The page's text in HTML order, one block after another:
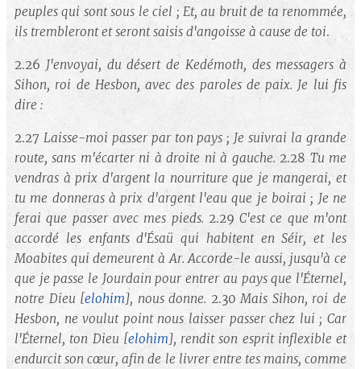
peuples qui sont sous le ciel ; Et, au bruit de ta renommée,
ils trembleront et seront saisis d'angoisse à cause de toi.
2.26 J'envoyai, du désert de Kedémoth, des messagers à
Sihon, roi de Hesbon, avec des paroles de paix. Je lui fis
dire :
2.27 Laisse-moi passer par ton pays ; Je suivrai la grande
route, sans m'écarter ni à droite ni à gauche. 2.28 Tu me
vendras à prix d'argent la nourriture que je mangerai, et
tu me donneras à prix d'argent l'eau que je boirai ; Je ne
ferai que passer avec mes pieds. 2.29 C'est ce que m'ont
accordé les enfants d'Ésaü qui habitent en Séir, et les
Moabites qui demeurent à Ar. Accorde-le aussi, jusqu'à ce
que je passe le Jourdain pour entrer au pays que l'Éternel,
notre Dieu [elohim], nous donne. 2.30 Mais Sihon, roi de
Hesbon, ne voulut point nous laisser passer chez lui ; Car
l'Éternel, ton Dieu [elohim], rendit son esprit inflexible et
endurcit son cœur, afin de le livrer entre tes mains, comme